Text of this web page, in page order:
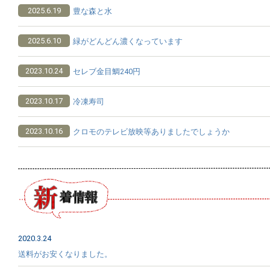
2025.6.19 豊な森と水
2025.6.10 緑がどんどん濃くなっています
2023.10.24 セレブ金目鯛240円
2023.10.17 冷凍寿司
2023.10.16 クロモのテレビ放映等ありましたでしょうか
2020.3.24
送料がお安くなりました。